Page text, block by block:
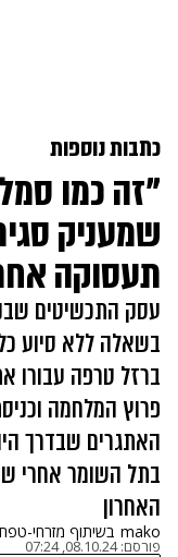
כתבות נוספות
"זה כמו
שמעניק
תעסוקה
עסק התכשיטים
בשאלה ללא סיוע
ברזל טרפה עבורו
פרוץ המלחמה
האתגרים שבדרך
בתל השומר אחרי
האחרון
mako בשיתוף מזרחי-
פורסם:08.10.24, 07:24